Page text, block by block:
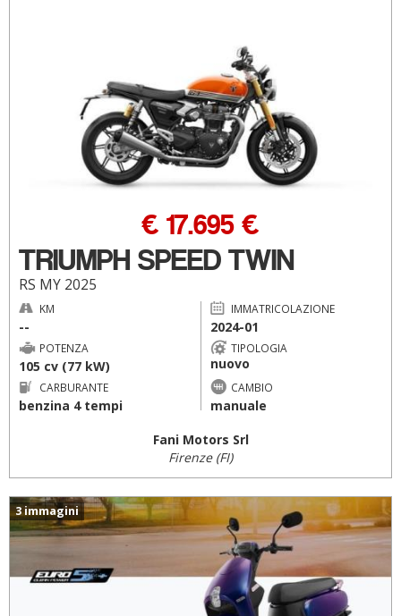
TRIUMPH SPEED TWIN
RS MY 2025
€ 17.695 €
KM
--
IMMATRICOLAZIONE
2024-01
POTENZA
105 cv (77 kW)
TIPOLOGIA
nuovo
CARBURANTE
benzina 4 tempi
CAMBIO
manuale
Fani Motors Srl
Firenze (FI)
3 immagini